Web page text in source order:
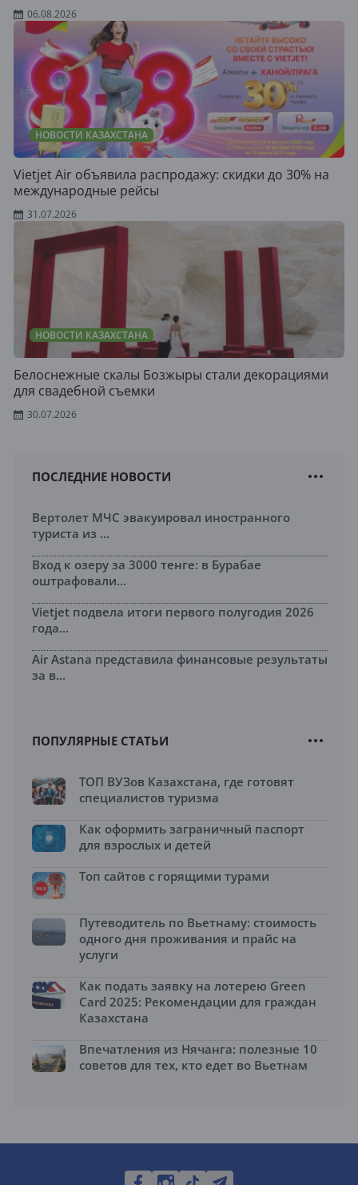
06.08.2026
НОВОСТИ КАЗАХСТАНА
Vietjet Air объявила распродажу: скидки до 30% на
международные рейсы
31.07.2026
НОВОСТИ КАЗАХСТАНА
Белоснежные скалы Бозжыры стали декорациями
для свадебной съемки
30.07.2026
ПОСЛЕДНИЕ НОВОСТИ
Вертолет МЧС эвакуировал иностранного
туриста из ...
Вход к озеру за 3000 тенге: в Бурабае
оштрафовали...
Vietjet подвела итоги первого полугодия 2026
года...
Air Astana представила финансовые результаты
за в...
ПОПУЛЯРНЫЕ СТАТЬИ
ТОП ВУЗов Казахстана, где готовят
специалистов туризма
Как оформить заграничный паспорт
для взрослых и детей
Топ сайтов с горящими турами
Путеводитель по Вьетнаму: стоимость
одного дня проживания и прайс на
услуги
Как подать заявку на лотерею Green
Card 2025: Рекомендации для граждан
Казахстана
Впечатления из Нячанга: полезные 10
советов для тех, кто едет во Вьетнам